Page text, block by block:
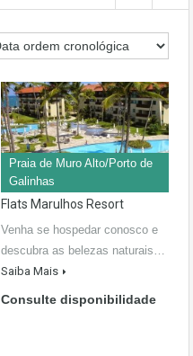
Praia de Muro Alto/Porto de
Galinhas
Flats Marulhos Resort
Venha se hospedar conosco e
descubra as belezas naturais…
Saiba Mais
Consulte disponibilidade